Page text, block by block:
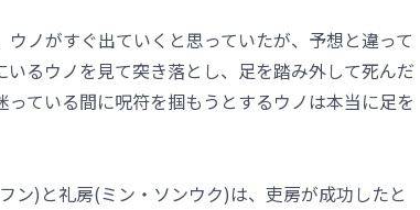
ノがすぐ出ていくと思っていたが、予想と違って
るウノを見て突き落とし、足を踏み外して死んだ
ている間に呪符を掴もうとするウノは本当に足を
ン)と礼房(ミン・ソンウク)は、吏房が成功したと